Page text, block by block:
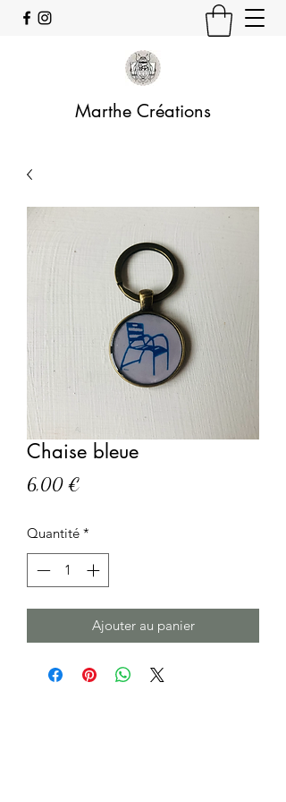
Marthe Créations
Chaise bleue
6,00 €
Quantité *
Ajouter au panier